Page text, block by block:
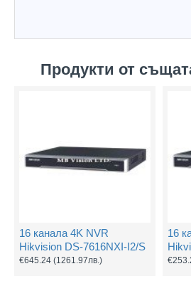
Продукти от
16 канала 4K NVR
Hikvision DS-7616NXI-I2/S
€645.24 (1261.97лв.)
16